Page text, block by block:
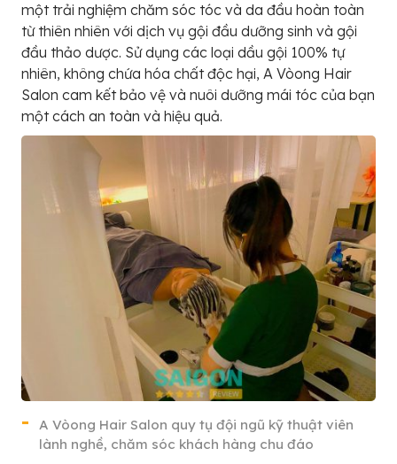
một trải nghiệm chăm sóc tóc và da đầu hoàn toàn
từ thiên nhiên với dịch vụ gội đầu dưỡng sinh và gội
đầu thảo dược. Sử dụng các loại dầu gội 100% tự
nhiên, không chứa hóa chất độc hại, A Vòong Hair
Salon cam kết bảo vệ và nuôi dưỡng mái tóc của bạn
một cách an toàn và hiệu quả.
A Vòong Hair Salon quy tụ đội ngũ kỹ thuật viên
lành nghề, chăm sóc khách hàng chu đáo